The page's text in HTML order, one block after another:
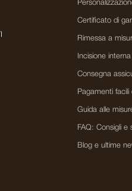
Certificato di
Rimessa a
Incisione
Consegna
Pagamenti facili
Guida alle
FAQ: Consigli e
Blog e ultime